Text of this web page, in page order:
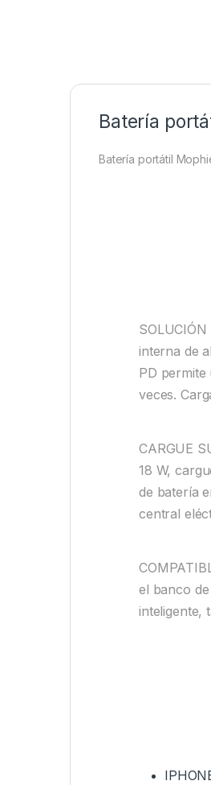
Batería
Batería portátil
interna de
PD
veces.
CARGUE
18 W,
de batería
central
el banco
inteligente,